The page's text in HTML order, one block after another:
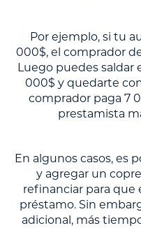
Por ejemplo, si tu
000$, el comprador
Luego puedes saldar
000$ y quedarte
comprador paga 7
prestamista
En algunos casos, es
y agregar un
refinanciar para que
préstamo. Sin
adicional, más